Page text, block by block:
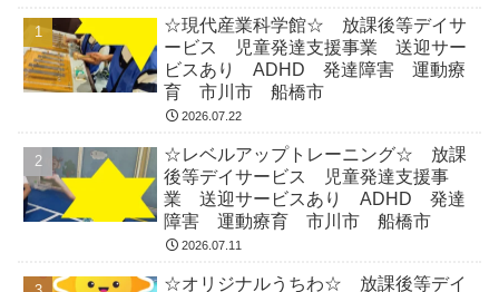
☆現代産業科学館☆ 放課後等デイサ
ービス 児童発達支援事業 送迎サー
ビスあり ADHD 発達障害 運動療
育 市川市 船橋市
2026.07.22
☆レベルアップトレーニング☆ 放課
後等デイサービス 児童発達支援事
業 送迎サービスあり ADHD 発達
障害 運動療育 市川市 船橋市
2026.07.11
☆オリジナルうちわ☆ 放課後等デイ